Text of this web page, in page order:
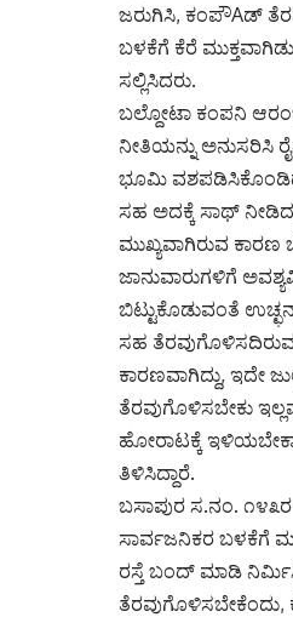
ಜರುಗಿಸಿ, ಕಂಪೌAಡ್
ಬಳಕೆಗೆ ಕೆರೆ
ಸಲ್ಲಿಸಿದರು.
ಬಲ್ದೋಟಾ ಕಂಪನಿ
ನೀತಿಯನ್ನು ಅನುಸರಿಸಿ
ಭೂಮಿ
ಸಹ ಅದಕ್ಕೆ ಸಾಥ್
ಮುಖ್ಯವಾಗಿರುವ
ಜಾನುವಾರುಗಳಿಗೆ
ಬಿಟ್ಟುಕೊಡುವಂತೆ
ಸಹ
ಕಾರಣವಾಗಿದ್ದು, ಇದೇ
ತೆರವುಗೊಳಿಸಬೇಕು
ಹೋರಾಟಕ್ಕೆ
ತಿಳಿಸಿದ್ದಾರೆ.
ಬಸಾಪುರ ಸ.ನಂ.
ಸಾರ್ವಜನಿಕರ ಬಳಕೆಗೆ
ರಸ್ತೆ ಬಂದ್ ಮಾಡಿ
ತೆರವುಗೊಳಿಸಬೇಕೆಂದು,